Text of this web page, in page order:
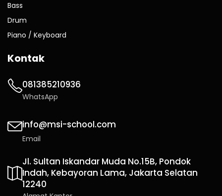
Bass
Drum
Piano / Keyboard
Kontak
081385210936
WhatsApp
info@msi-school.com
Email
Jl. Sultan Iskandar Muda No.15B, Pondok
Indah, Kebayoran Lama, Jakarta Selatan
12240